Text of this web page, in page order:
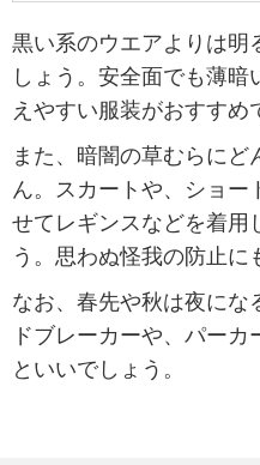
黒い系のウエアよりは明
しょう。安全面でも薄
えやすい服装がおすすめ
また、暗闇の草むらに
ん。スカートや、ショー
せてレギンスなどを着用
う。思わぬ怪我の防止に
なお、春先や秋は夜にな
ドブレーカーや、パーカ
といいでしょう。